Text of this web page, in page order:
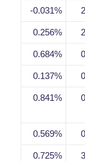
0.031%-
0.256%
0.684%
0.137%
0.841%
0.569%
0.725%